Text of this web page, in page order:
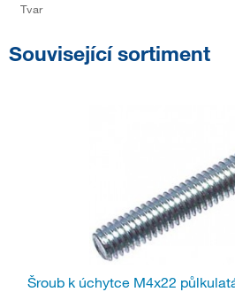
Tvar
Související sortiment
Šroub k úchytce M4x22